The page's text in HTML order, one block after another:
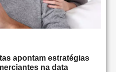
apontam estratégias
na data